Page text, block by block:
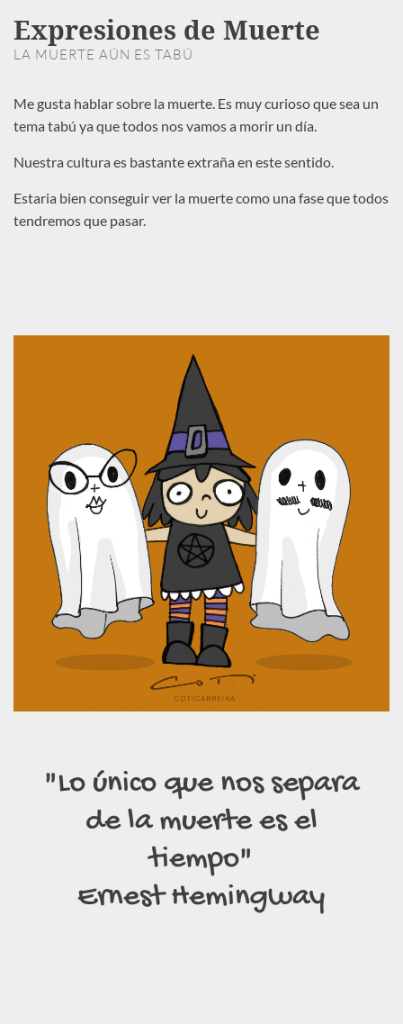
Expresiones de Muerte
LA MUERTE AÚN ES TABÚ
Me gusta hablar sobre la muerte. Es muy curioso que sea un
tema tabú ya que todos nos vamos a morir un día.
Nuestra cultura es bastante extraña en este sentido.
Estaria bien conseguir ver la muerte como una fase que todos
tendremos que pasar.
"Lo único que nos separa
de la muerte es el
tiempo"
Ernest Hemingway